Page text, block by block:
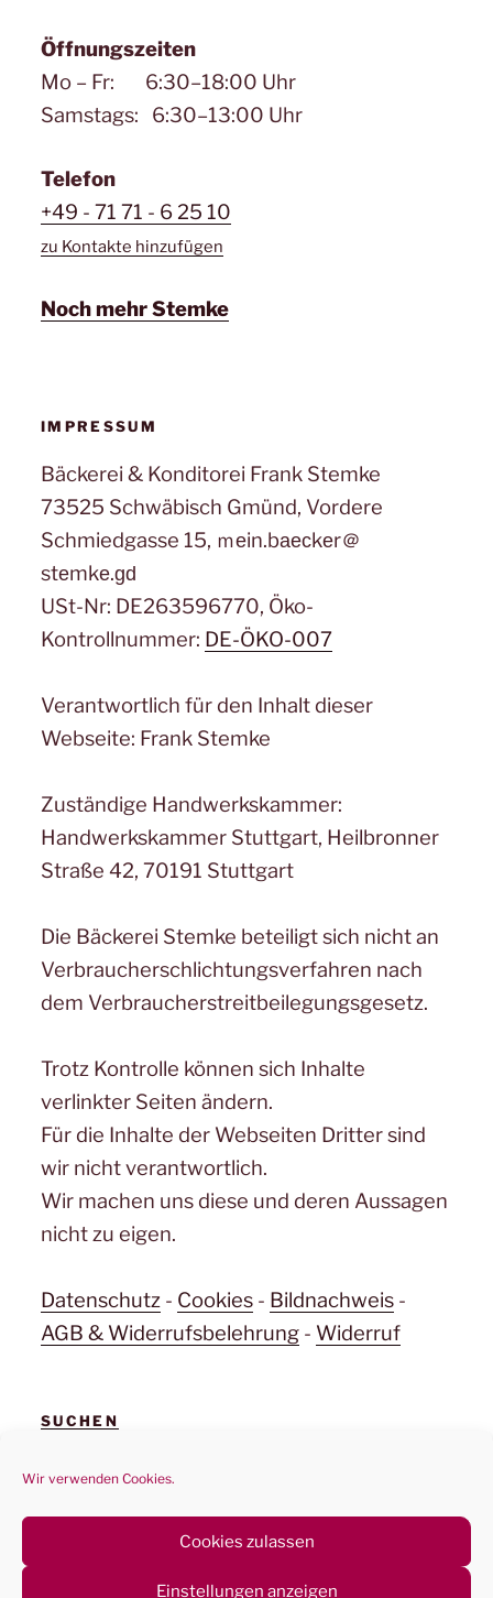
Wir verwenden Cookies.
Cookies zulassen
Einstellungen anzeigen
Öffnungszeiten
Mo – Fr: 6:30–18:00 Uhr
Samstags: 6:30–13:00 Uhr
Telefon
+49 - 71 71 - 6 25 10
zu Kontakte hinzufügen
Noch mehr Stemke
IMPRESSUM
Bäckerei & Konditorei Frank Stemke
73525 Schwäbisch Gmünd, Vordere
Schmiedgasse 15, ｍеin.bаеϲkеr＠
stеmkе.ɡԁ
USt-Nr: DE263596770, Öko-
Kontrollnummer: DE-ÖKO-007
Verantwortlich für den Inhalt dieser
Webseite: Frank Stemke
Zuständige Handwerkskammer:
Handwerkskammer Stuttgart, Heilbronner
Straße 42, 70191 Stuttgart
Die Bäckerei Stemke beteiligt sich nicht an
Verbraucherschlichtungsverfahren nach
dem Verbraucherstreitbeilegungsgesetz.
Trotz Kontrolle können sich Inhalte
verlinkter Seiten ändern.
Für die Inhalte der Webseiten Dritter sind
wir nicht verantwortlich.
Wir machen uns diese und deren Aussagen
nicht zu eigen.
Datenschutz- Cookies- Bildnachweis-
AGB & Widerrufsbelehrung- Widerruf
SUCHEN